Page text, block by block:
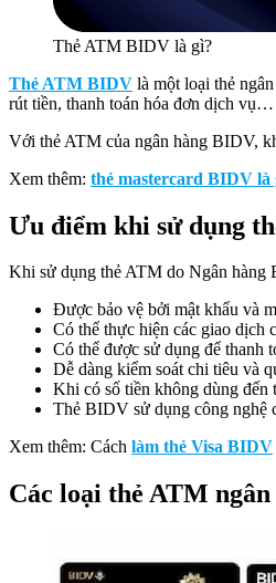
Thẻ ATM BIDV là gì?
Thẻ ATM BIDV là một loại thẻ
rút tiền, thanh toán hóa đơn dịch vụ…
Với thẻ ATM của ngân hàng BIDV,
Xem thêm: thẻ mastercard BIDV là
Ưu điểm khi sử dụng
Khi sử dụng thẻ ATM do Ngân hàng
Được bảo vệ bởi mật khẩu và
Có thể thực hiện các giao dịch
Có thể được sử dụng để thanh
Dễ dàng kiểm soát chi tiêu và
Khi có số tiền không dùng đến
Thẻ BIDV sử dụng công nghệ
Xem thêm: Cách làm thẻ Visa BIDV
Các loại thẻ ATM